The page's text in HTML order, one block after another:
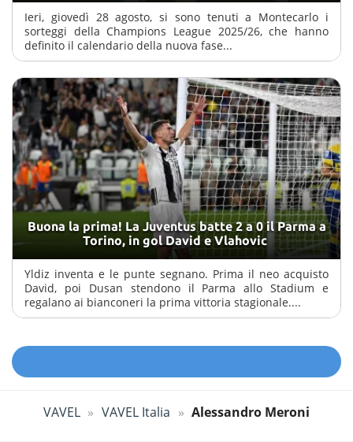
Ieri, giovedì 28 agosto, si sono tenuti a Montecarlo i
sorteggi della Champions League 2025/26, che hanno
definito il calendario della nuova fase...
Buona la prima! La Juventus batte 2 a 0 il Parma a
Torino, in gol David e Vlahovic
Yldiz inventa e le punte segnano. Prima il neo acquisto
David, poi Dusan stendono il Parma allo Stadium e
regalano ai bianconeri la prima vittoria stagionale....
VAVEL VAVEL Italia Alessandro Meroni